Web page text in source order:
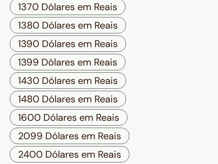
1370 Dólares em Reais
1380 Dólares em Reais
1390 Dólares em Reais
1399 Dólares em Reais
1430 Dólares em Reais
1480 Dólares em Reais
1600 Dólares em Reais
2099 Dólares em Reais
2400 Dólares em Reais